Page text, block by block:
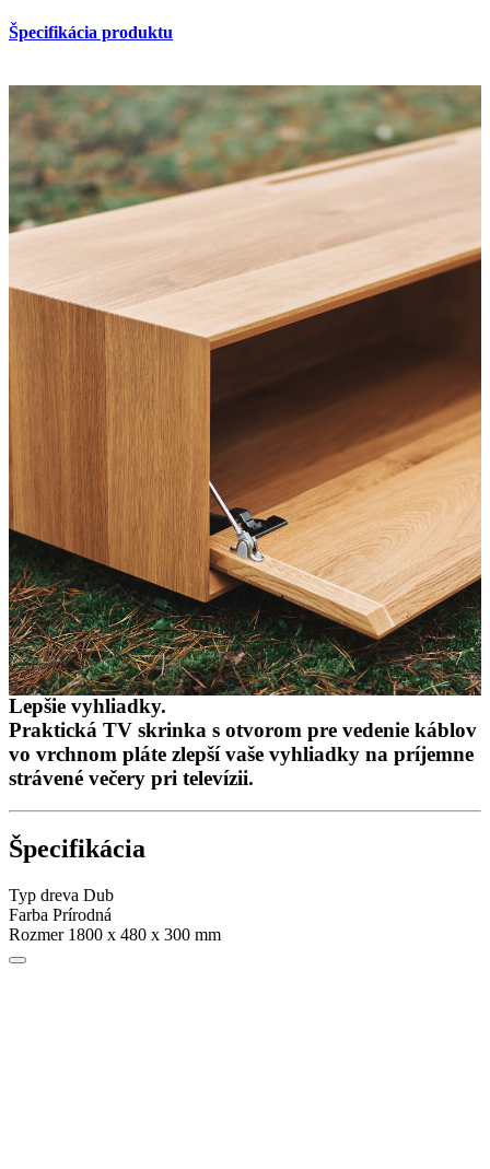
Špecifikácia produktu
Lepšie vyhliadky.
Praktická TV skrinka s otvorom pre vedenie káblov
vo vrchnom pláte zlepší vaše vyhliadky na príjemne
strávené večery pri televízii.
Špecifikácia
Typ dreva Dub
Farba Prírodná
Rozmer 1800 x 480 x 300 mm